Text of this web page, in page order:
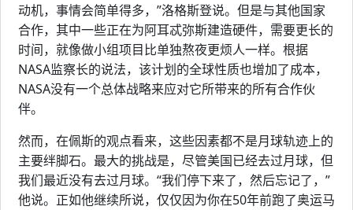
动机，事情会简单得多，”洛格斯登说。但是与其他国家
合作，其中一些正在为阿耳忒弥斯建造硬件，需要更长的
时间，就像做小组项目比单独熬夜更烦人一样。根据
NASA监察长的说法，该计划的全球性质也增加了成本，
NASA没有一个总体战略来应对它所带来的所有合作伙
伴。
然而，在佩斯的观点看来，这些因素都不是月球轨迹上的
主要绊脚石。最大的挑战是，尽管美国已经去过月球，但
我们最近没有去过月球。“我们停下来了，然后忘记了，”
他说。正如他继续所说，仅仅因为你在50年前跑了奥运马